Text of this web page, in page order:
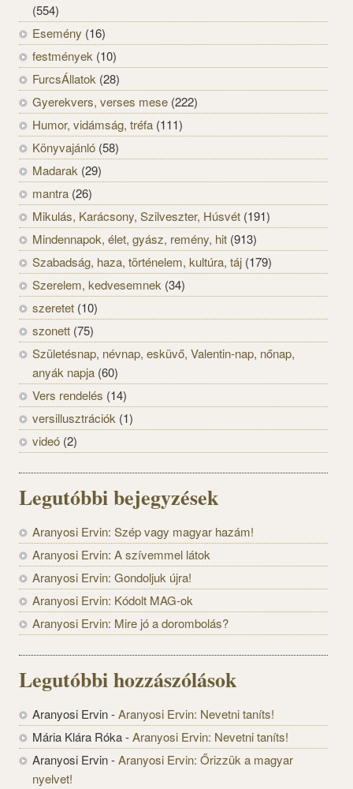
(554)
Esemény (16)
festmények (10)
FurcsÁllatok (28)
Gyerekvers, verses mese (222)
Humor, vidámság, tréfa (111)
Könyvajánló (58)
Madarak (29)
mantra (26)
Mikulás, Karácsony, Szilveszter, Húsvét (191)
Mindennapok, élet, gyász, remény, hit (913)
Szabadság, haza, történelem, kultúra, táj (179)
Szerelem, kedvesemnek (34)
szeretet (10)
szonett (75)
Születésnap, névnap, esküvő, Valentin-nap, nőnap,
anyák napja (60)
Vers rendelés (14)
versillusztrációk (1)
videó (2)
Legutóbbi bejegyzések
Aranyosi Ervin: Szép vagy magyar hazám!
Aranyosi Ervin: A szívemmel látok
Aranyosi Ervin: Gondoljuk újra!
Aranyosi Ervin: Kódolt MAG-ok
Aranyosi Ervin: Mire jó a dorombolás?
Legutóbbi hozzászólások
Aranyosi Ervin-Aranyosi Ervin: Nevetni taníts!
Mária Klára Róka-Aranyosi Ervin: Nevetni taníts!
Aranyosi Ervin-Aranyosi Ervin: Őrizzük a magyar
nyelvet!